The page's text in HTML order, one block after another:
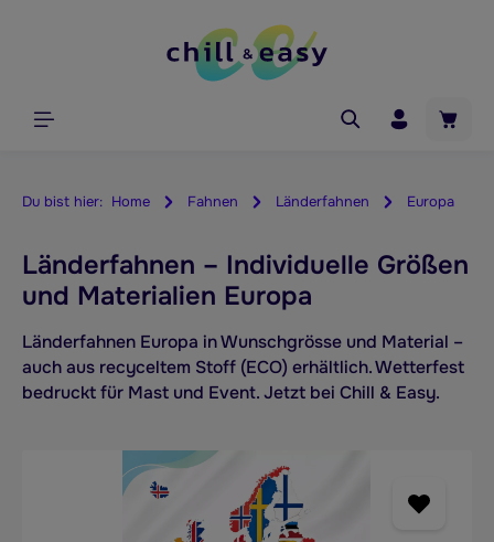
Zum Hauptinhalt springen
Du bist hier: Home Fahnen Länderfahnen Europa
Länderfahnen – Individuelle Größen
und Materialien Europa
Länderfahnen Europa in Wunschgrösse und Material –
auch aus recyceltem Stoff (ECO) erhältlich. Wetterfest
bedruckt für Mast und Event. Jetzt bei Chill & Easy.
Bildergalerie überspringen